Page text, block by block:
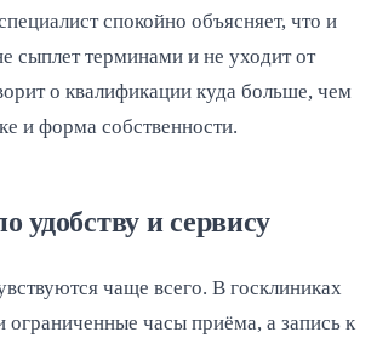
спокойно объясняет, что и
сыплет терминами и не уходит от
о квалификации куда больше, чем
и форма собственности.
удобству и сервису
чаще всего. В госклиниках
часы приёма, а запись к